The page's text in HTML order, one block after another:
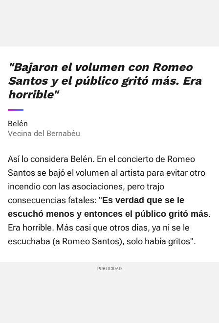
"Bajaron el volumen con Romeo
Santos y el público gritó más. Era
horrible"
Belén
Vecina del Bernabéu
Así lo considera Belén. En el concierto de Romeo
Santos se bajó el volumen al artista para evitar otro
incendio con las asociaciones, pero trajo
consecuencias fatales: "Es verdad que se le
escuchó menos y entonces el público gritó más.
Era horrible. Más casi que otros días, ya ni se le
escuchaba (a Romeo Santos), solo había gritos".